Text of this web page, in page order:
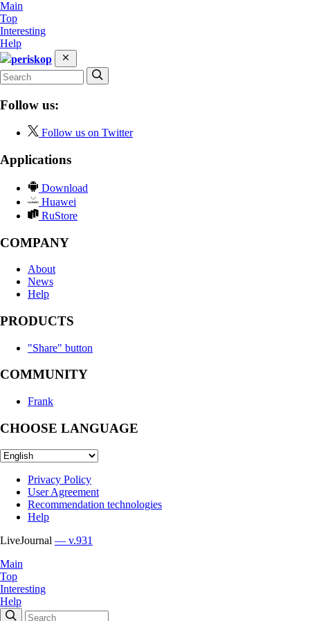
Main
Top
Interesting
Help
periskop
Follow us:
Follow us on Twitter
Applications
Download
Huawei
RuStore
COMPANY
About
News
Help
PRODUCTS
"Share" button
COMMUNITY
Frank
CHOOSE LANGUAGE
Privacy Policy
User Agreement
Recommendation technologies
Help
LiveJournal — v.931
Main
Top
Interesting
Help